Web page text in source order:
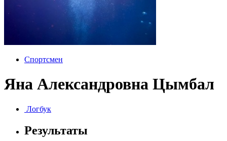
Спортсмен
Яна Александровна Цымбал
Логбук
Результаты